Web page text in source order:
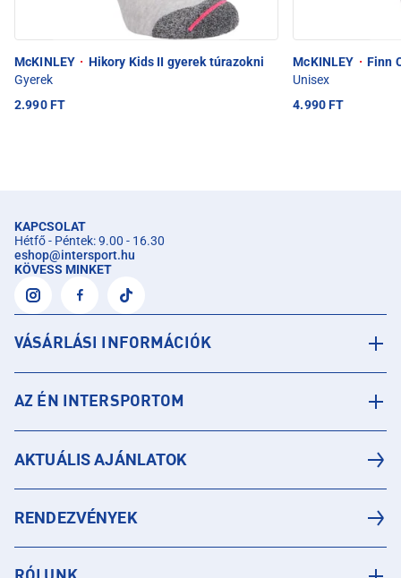
McKINLEY · Hikory Kids II gyerek túrazokni
Gyerek
2.990 FT
McKINLEY · Finn
Unisex
4.990 FT
KAPCSOLAT
Hétfő - Péntek: 9.00 - 16.30
eshop@intersport.hu
KÖVESS MINKET
VÁSÁRLÁSI INFORMÁCIÓK
AZ ÉN INTERSPORTOM
AKTUÁLIS AJÁNLATOK
RENDEZVÉNYEK